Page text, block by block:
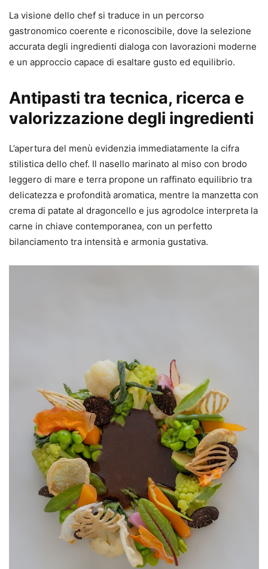
La visione dello chef si traduce in un percorso
gastronomico coerente e riconoscibile, dove la selezione
accurata degli ingredienti dialoga con lavorazioni moderne
e un approccio capace di esaltare gusto ed equilibrio.
Antipasti tra tecnica, ricerca e
valorizzazione degli ingredienti
L’apertura del menù evidenzia immediatamente la cifra
stilistica dello chef. Il nasello marinato al miso con brodo
leggero di mare e terra propone un raffinato equilibrio tra
delicatezza e profondità aromatica, mentre la manzetta con
crema di patate al dragoncello e jus agrodolce interpreta la
carne in chiave contemporanea, con un perfetto
bilanciamento tra intensità e armonia gustativa.